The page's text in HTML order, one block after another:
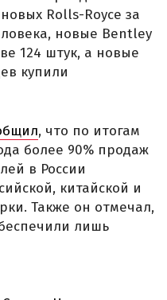
Rolls-Royce за
новые Bentley
124 штук, а новые
купили
, что по итогам
более 90% продаж
в России
китайской и
Также он отмечал,
лишь